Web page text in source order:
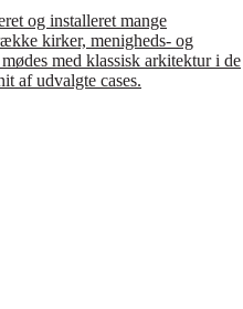
og installeret mange
kirker, menigheds- og
med klassisk arkitektur i de
af udvalgte cases.